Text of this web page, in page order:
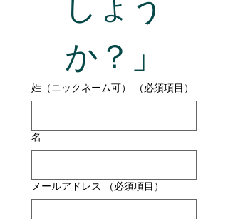
か？」
姓（ニックネーム可） （必須項目）
名
メールアドレス （必須項目）